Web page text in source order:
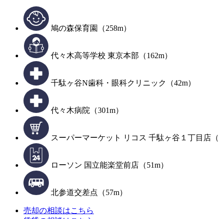
鳩の森保育園（258m）
代々木高等学校 東京本部（162m）
千駄ヶ谷N歯科・眼科クリニック（42m）
代々木病院（301m）
スーパーマーケット リコス 千駄ヶ谷１丁目店
ローソン 国立能楽堂前店（51m）
北参道交差点（57m）
売却の相談はこちら